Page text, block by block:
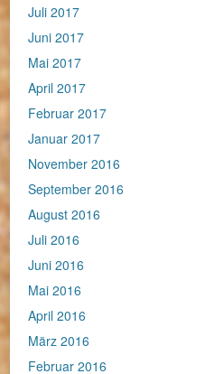
Juli 2017
Juni 2017
Mai 2017
April 2017
Februar 2017
Januar 2017
November 2016
September 2016
August 2016
Juli 2016
Juni 2016
Mai 2016
April 2016
März 2016
Februar 2016